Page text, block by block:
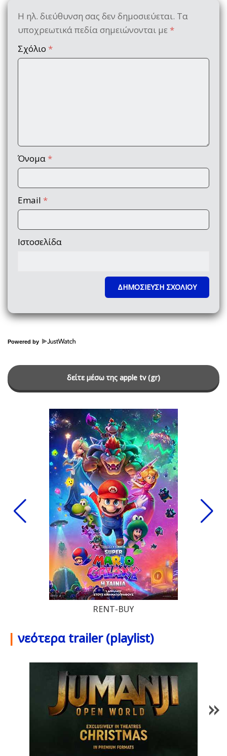
Η ηλ. διεύθυνση σας δεν δημοσιεύεται. Τα
υποχρεωτικά πεδία σημειώνονται με *
Σχόλιο *
Όνομα *
Email *
Ιστοσελίδα
Powered by
δείτε μέσω της apple tv (gr)
RENT-BUY
| νεότερα trailer (playlist)
1/86